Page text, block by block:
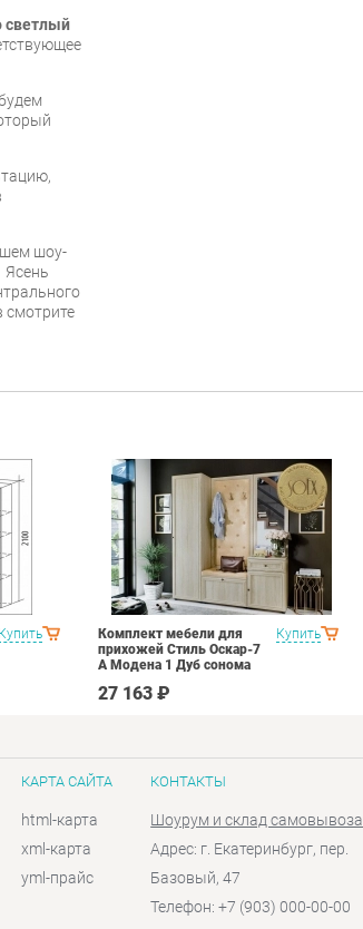
светлый
шоу-
Ясень
смотрите
Купить Купить
Комплект мебели для
прихожей Стиль Оскар-7
А Модена 1 Дуб сонома
27 163 ₽
КАРТА САЙТА
html-карта
xml-карта
yml-прайс
КОНТАКТЫ
Шоурум и склад самовывоза
Адрес: г. Екатеринбург, пер.
Базовый, 47
Телефон: +7 (903) 000-00-00